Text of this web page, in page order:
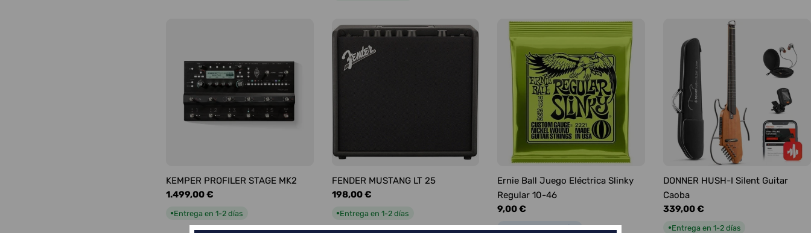
KEMPER PROFILER STAGE MK2
Precio
1.499,00 €
●Entrega en 1-2 días
FENDER MUSTANG LT 25
Precio
198,00 €
●Entrega en 1-2 días
Ernie Ball Juego Eléctrica Slinky
Regular 10-46
Precio
9,00 €
●Entrega en 5-9 días
DONNER HUSH-I Silent Guitar
Caoba
Precio
339,00 €
●Entrega en 1-2 días